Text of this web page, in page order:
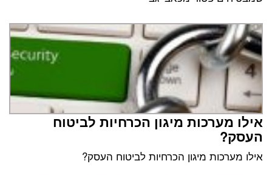
אילו מערכות מיגון הכרחיות לביטוח
העסק?
אילו מערכות מיגון הכרחיות לביטוח העסק?